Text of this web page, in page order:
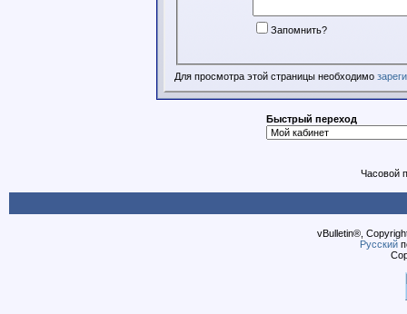
Запомнить?
Для просмотра этой страницы необходимо
Быстрый переход
Часовой
vBulletin®,
Русский